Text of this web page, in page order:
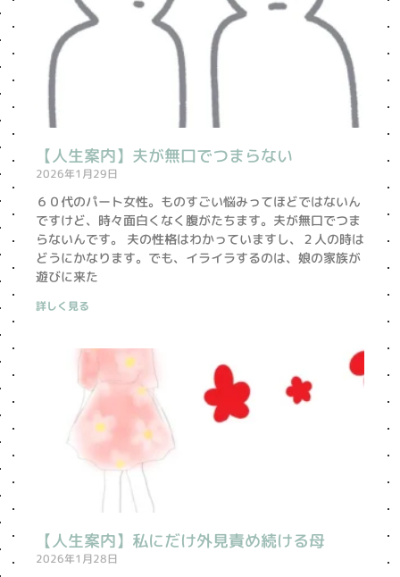
【人生案内】夫が無口でつまらない
2026年1月29日
６０代のパート女性。ものすごい悩みってほどではないん
ですけど、時々面白くなく腹がたちます。夫が無口でつま
らないんです。 夫の性格はわかっていますし、２人の時は
どうにかなります。でも、イライラするのは、娘の家族が
遊びに来た
詳しく見る
【人生案内】私にだけ外見責め続ける母
2026年1月28日